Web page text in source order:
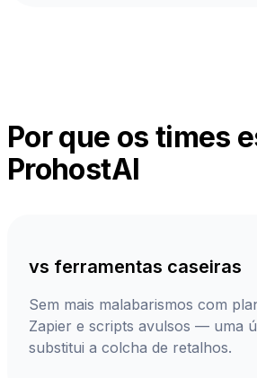
Por que os times
ProhostAI
vs ferramentas caseiras
Sem mais malabarismos com
Zapier e scripts avulsos — uma
substitui a colcha de retalhos.